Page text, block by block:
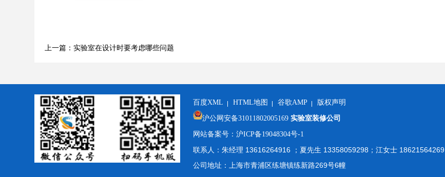
上一篇：实验室在设计时要考虑哪些问题
百度XML HTML地图 谷歌AMP 版权声明
沪公网安备31011802005169 实验室装修公司
网站备案号： 沪ICP备19048304号-1
联系人：朱经理 13616264916 ；夏先生 13358059298；江女士 18621564269
公司地址：上海市青浦区练塘镇练新路269号6幢